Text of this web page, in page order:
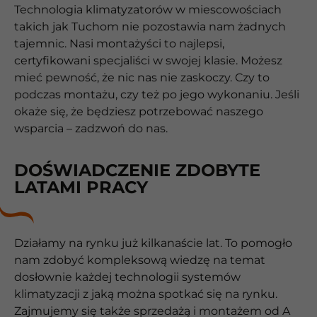
Technologia klimatyzatorów w miescowościach
takich jak Tuchom nie pozostawia nam żadnych
tajemnic. Nasi montażyści to najlepsi,
certyfikowani specjaliści w swojej klasie. Możesz
mieć pewność, że nic nas nie zaskoczy. Czy to
podczas montażu, czy też po jego wykonaniu. Jeśli
okaże się, że będziesz potrzebować naszego
wsparcia – zadzwoń do nas.
DOŚWIADCZENIE ZDOBYTE
LATAMI PRACY
Działamy na rynku już kilkanaście lat. To pomogło
nam zdobyć kompleksową wiedzę na temat
dosłownie każdej technologii systemów
klimatyzacji z jaką można spotkać się na rynku.
Zajmujemy się także sprzedażą i montażem od A